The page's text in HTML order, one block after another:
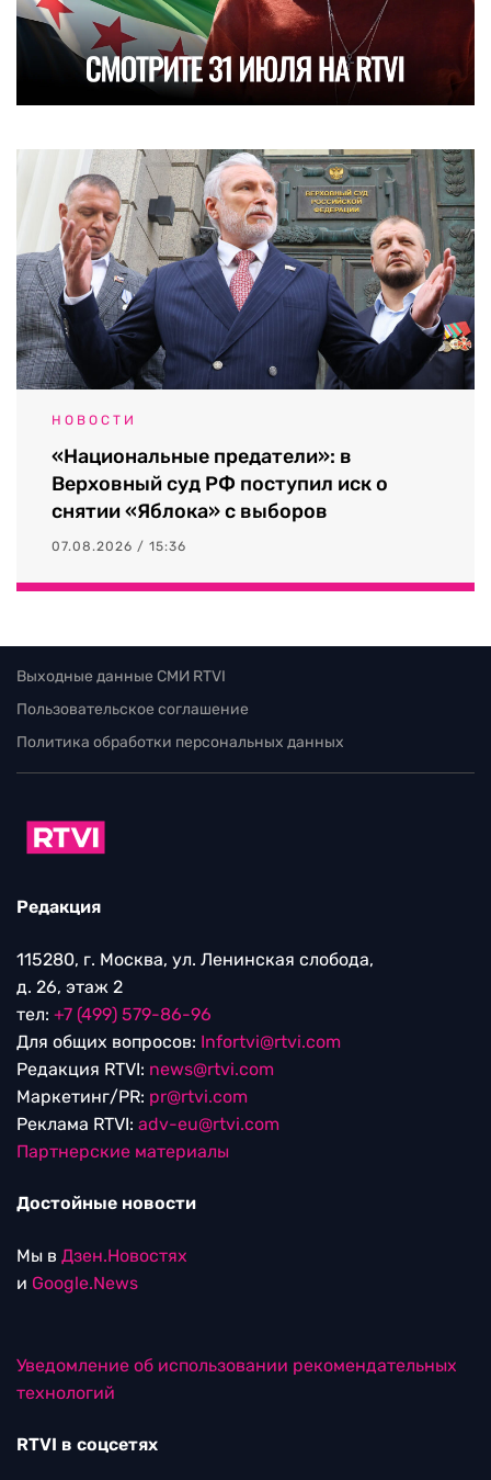
НОВОСТИ
«Национальные предатели»: в
Верховный суд РФ поступил иск о
снятии «Яблока» с выборов
07.08.2026 / 15:36
Выходные данные СМИ RTVI
Пользовательское соглашение
Политика обработки персональных данных
Редакция
115280, г. Москва, ул. Ленинская слобода,
д. 26, этаж 2
тел: +7 (499) 579-86-96
Для общих вопросов: Infortvi@rtvi.com
Редакция RTVI: news@rtvi.com
Маркетинг/PR: pr@rtvi.com
Реклама RTVI: adv-eu@rtvi.com
Партнерские материалы
Достойные новости
Мы в Дзен.Новостях
и Google.News
Уведомление об использовании рекомендательных
технологий
RTVI в соцсетях